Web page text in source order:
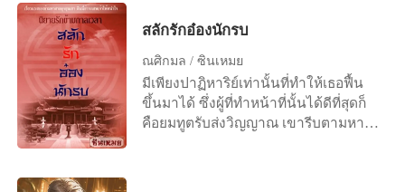
อย่างนาง หลี่อันหนิงได้เริ่มวางแผนแก้
ให้มีชะตากรรมดั่งชาติที่แล้ว
*********************************
*************************** “ท่าน
แม่!! ท่านแม่!! ตื่นสิเจ้าคะ นอนที่นี่ไม่ได้
วิญญาณสวมร่างได้ แต่เมื่อขับไล่
จำเป็นต้องขับไล่คน ออกจากอารามแทน
++++ "อนิจจาวาสนาเด็กน้อยได้ดับสิ้น
ลงแล้ว จี้คงเตรียมพิธีสวดส่งวิญญาณให้
นางเถอะ" นักพรตเฒ่าสั่งการลูกศิษย์ตัว
สลักรักอ๋องนักรบ
ณศิกมล / ซินเหมย
มีเพียงปาฏิหาริย์เท่านั้นที่ทำให้เธอฟื้น
ขึ้นมาได้ ซึ่งผู้ที่ทำหน้าที่นั้นได้ดีที่สุดก็
คือยมทูตรับส่งวิญญาณ เขารีบตามหา